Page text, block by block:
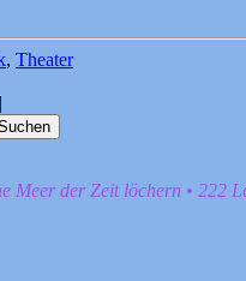
, Theater
|
Meer der Zeit löchern • 222